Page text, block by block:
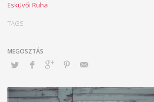
Esküvői Ruha
TAGS